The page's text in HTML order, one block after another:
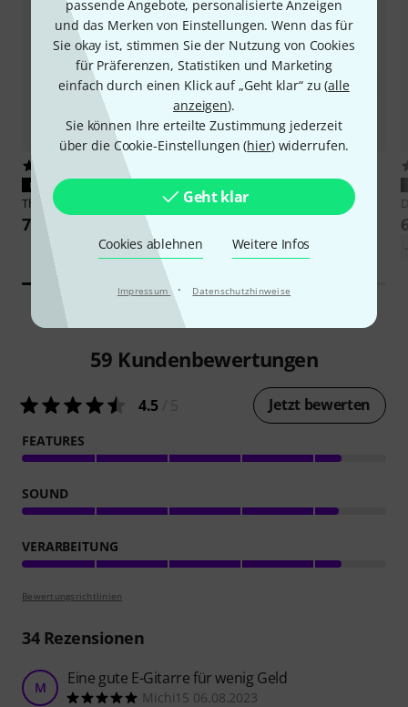
passende Angebote, personalisierte Anzeigen
und das Merken von Einstellungen. Wenn das für
Sie okay ist, stimmen Sie der Nutzung von Cookies
für Präferenzen, Statistiken und Marketing
einfach durch einen Klick auf „Geht klar“ zu (alle
anzeigen).
Sie können Ihre erteilte Zustimmung jederzeit
über die Cookie-Einstellungen (hier) widerrufen.
Geht klar
Cookies ablehnen Weitere Infos
Impressum · Datenschutzhinweise
PASST GARANTIERT
Thomann E-Guitar Case ABS
79 €
Thomann E-Guitar Gigbag BK
59 Kundenbewertungen
4.5 Jetzt bewerten
FEATURES
SOUND
VERARBEITUNG
Bewertungsrichtlinien
34Rezensionen
M Eine gute E-Gitarre für wenig Geld
Michi15 06.08.2023